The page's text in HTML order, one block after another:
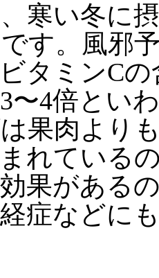
寒い冬に
す。風邪
タミンC
〜4倍とい
果肉より
れている
果がある
症などに